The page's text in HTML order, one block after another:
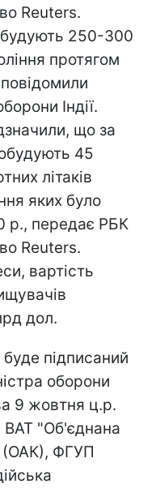
Reuters.
250-300
протягом
Індії.
що за
45
літаків
яких було
р., передає РБК
Reuters.
вартість
дол.
підписаний
оборони
9 жовтня ц.р.
ВАТ "Об'єднана
(ОАК), ФГУП